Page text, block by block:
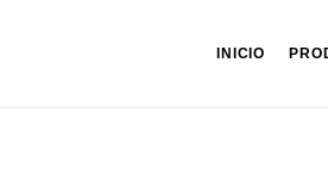
INICIO